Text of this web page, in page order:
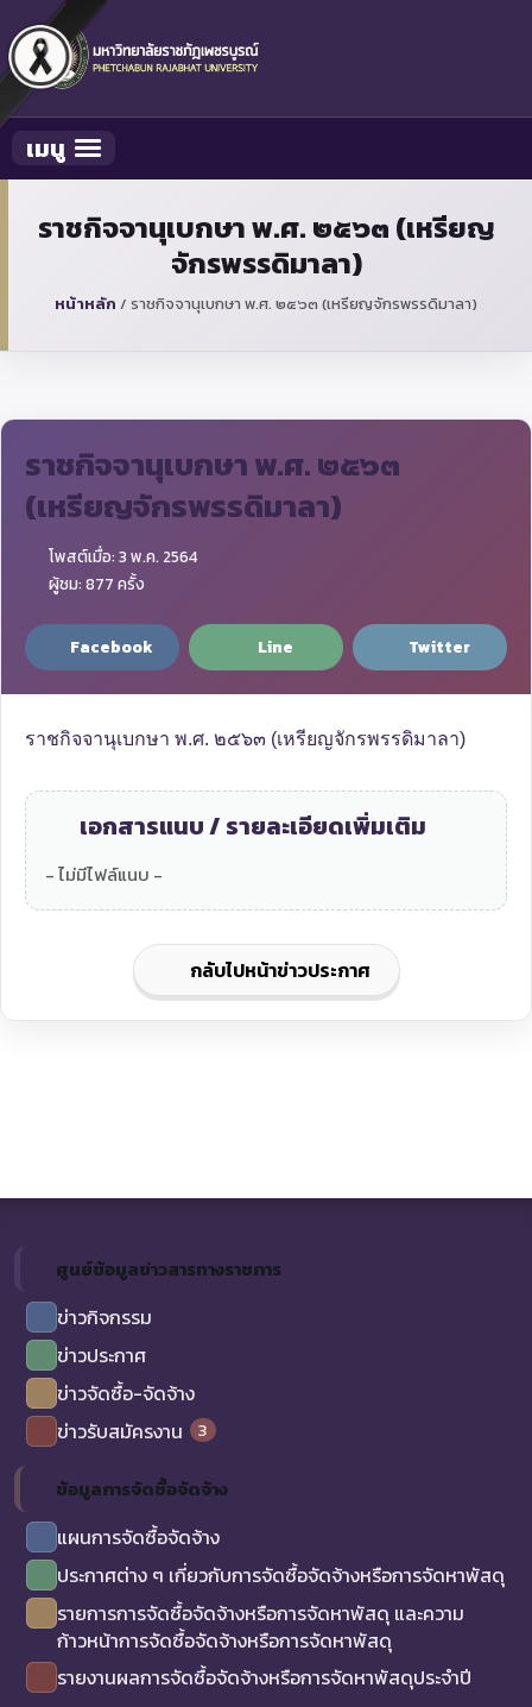
Toggle navigation
เมนู
ราชกิจจานุเบกษา พ.ศ. ๒๕๖๓ (เหรียญ
จักรพรรดิมาลา)
หน้าหลัก / ราชกิจจานุเบกษา พ.ศ. ๒๕๖๓ (เหรียญจักรพรรดิมาลา)
ราชกิจจานุเบกษา พ.ศ. ๒๕๖๓
(เหรียญจักรพรรดิมาลา)
โพสต์เมื่อ: 3 พ.ค. 2564
ผู้ชม: 877 ครั้ง
Facebook Line Twitter
ราชกิจจานุเบกษา พ.ศ. ๒๕๖๓ (เหรียญจักรพรรดิมาลา)
เอกสารแนบ / รายละเอียดเพิ่มเติม
- ไม่มีไฟล์แนบ -
กลับไปหน้าข่าวประกาศ
ศูนย์ข้อมูลข่าวสารทางราชการ
ข่าวกิจกรรม
ข่าวประกาศ
ข่าวจัดซื้อ-จัดจ้าง
ข่าวรับสมัครงาน
3
ข้อมูลการจัดซื้อจัดจ้าง
แผนการจัดซื้อจัดจ้าง
ประกาศต่าง ๆ เกี่ยวกับการจัดซื้อจัดจ้างหรือการจัดหาพัสดุ
รายการการจัดซื้อจัดจ้างหรือการจัดหาพัสดุ และความ
ก้าวหน้าการจัดซื้อจัดจ้างหรือการจัดหาพัสดุ
รายงานผลการจัดซื้อจัดจ้างหรือการจัดหาพัสดุประจำปี